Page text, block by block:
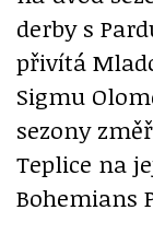
derby s
přivítá
Sigmu
sezony
Teplice na
Bohemians